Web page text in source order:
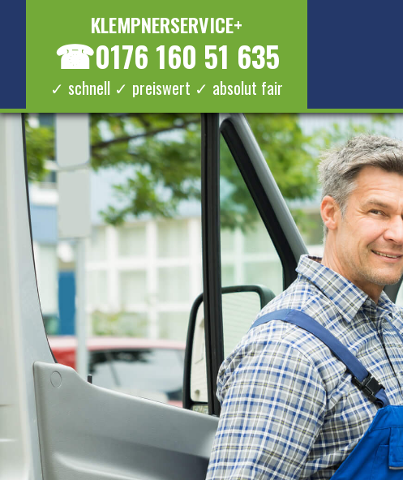
KLEMPNERSERVICE+
☎0176 160 51 635
✓ schnell ✓ preiswert ✓ absolut fair